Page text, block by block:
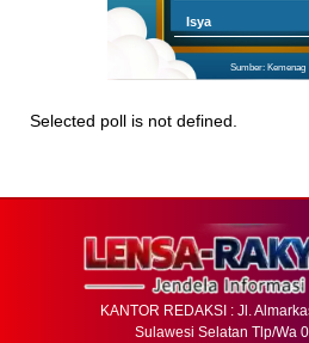
Isya
Sumber: Kemenag
Selected poll is not defined.
KANTOR REDAKSI : Jl.
Sulawesi Selatan Tlp/Wa